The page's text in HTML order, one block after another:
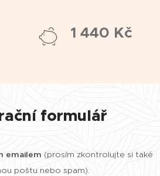
1 440 Kč
formulář
emailem (prosím zkontrolujte si také
poštu nebo spam).